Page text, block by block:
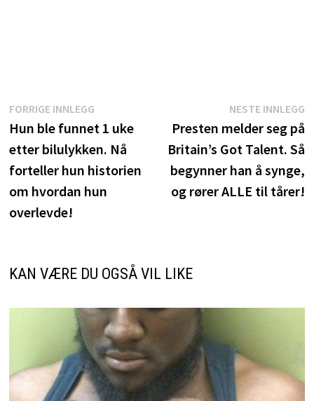
Innleggsnavigasjon
FORRIGE INNLEGGForrige
innlegg:
Hun ble funnet 1 uke
etter bilulykken. Nå
forteller hun historien
om hvordan hun
overlevde!
NESTE INNLEGG
Presten melder seg på
Britain’s Got Talent. Så
begynner han å synge,
og rører ALLE til tårer!
KAN VÆRE DU OGSÅ VIL LIKE